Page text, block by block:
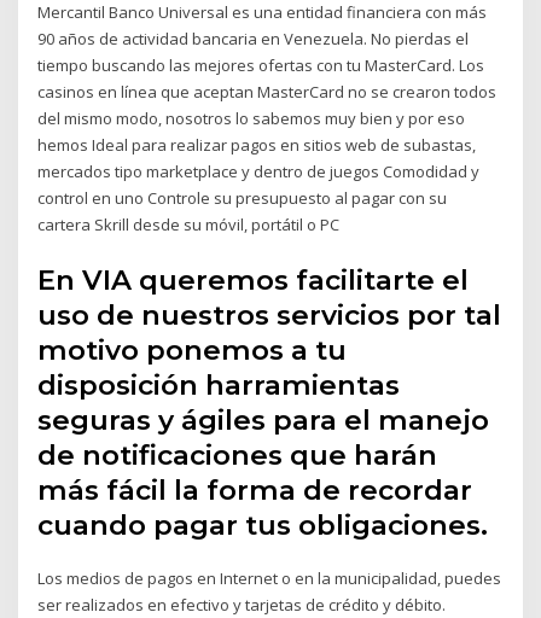
Mercantil Banco Universal es una entidad financiera con más
90 años de actividad bancaria en Venezuela. No pierdas el
tiempo buscando las mejores ofertas con tu MasterCard. Los
casinos en línea que aceptan MasterCard no se crearon todos
del mismo modo, nosotros lo sabemos muy bien y por eso
hemos Ideal para realizar pagos en sitios web de subastas,
mercados tipo marketplace y dentro de juegos Comodidad y
control en uno Controle su presupuesto al pagar con su
cartera Skrill desde su móvil, portátil o PC
En VIA queremos facilitarte el
uso de nuestros servicios por tal
motivo ponemos a tu
disposición harramientas
seguras y ágiles para el manejo
de notificaciones que harán
más fácil la forma de recordar
cuando pagar tus obligaciones.
Los medios de pagos en Internet o en la municipalidad, puedes
ser realizados en efectivo y tarjetas de crédito y débito.